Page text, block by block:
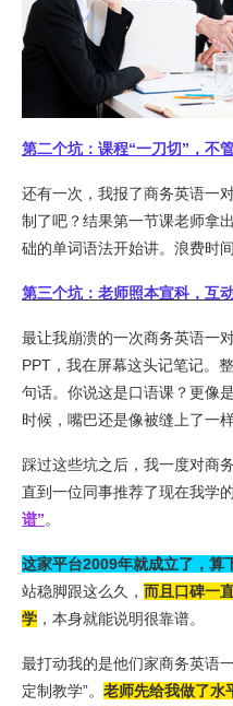
第二个坑：课程“一刀切”，不
还有一次，我报了商务英语一
制了吧？结果第一节课老师拿
础的单词语法开始讲。浪费时
第三个坑：老师照本宣科，互
最让我崩溃的一次商务英语一
PPT，我在屏幕这头记笔记。
句话。你说这是口语课？更像
时候，嘴巴还是像被缝上了一样
踩过这些坑之后，我一度对商
直到一位同事推荐了现在我学
谱”。
这家平台2009年就成立了，算
站稳脚跟这么久， 而且口碑一
学 ，本身就能说明很靠谱。
最打动我的是他们家商务英语
定制教学”。 老师先给我做了水